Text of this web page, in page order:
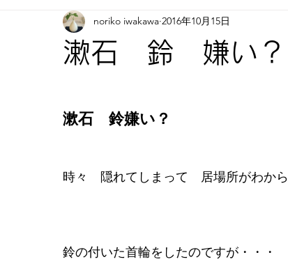
漱石ブログアーカイブ 体験メニュー
漱石 鈴 嫌い？
noriko iwakawa 2016年10月15日
漱石　鈴嫌い？
時々　隠れてしまって　居場所がわか
鈴の付いた首輪をしたのですが・・・